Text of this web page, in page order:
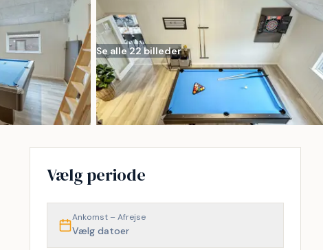
Se alle 22 billeder
Vælg periode
Ankomst – Afrejse
Vælg datoer